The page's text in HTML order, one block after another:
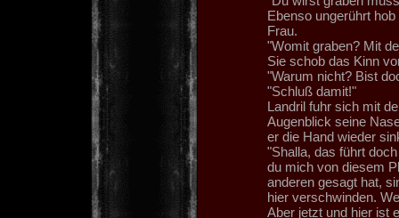
Ebenso ungerührt
Frau.
"Womit graben? Mit
Sie schob das Kinn
"Warum nicht? Bist
"Schluß damit!"
Landril fuhr sich mit
Augenblick seine
er die Hand wieder
"Shalla, das führt
du mich von diesem
anderen gesagt hat,
hier verschwinden.
Aber jetzt und hier ist